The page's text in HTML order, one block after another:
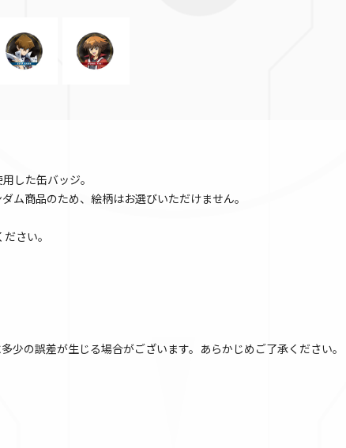
した缶バッジ。
ム商品のため、絵柄はお選びいただけません。
さい。
少の誤差が生じる場合がございます。あらかじめご了承ください。